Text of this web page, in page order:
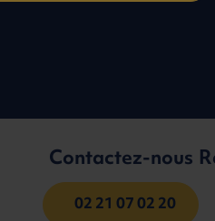
Contactez-nous
02 21 07 02 20